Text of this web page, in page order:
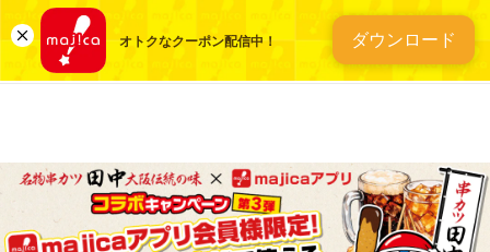
オトクなクーポン配信中！ ダウンロード
総合ディスカウント